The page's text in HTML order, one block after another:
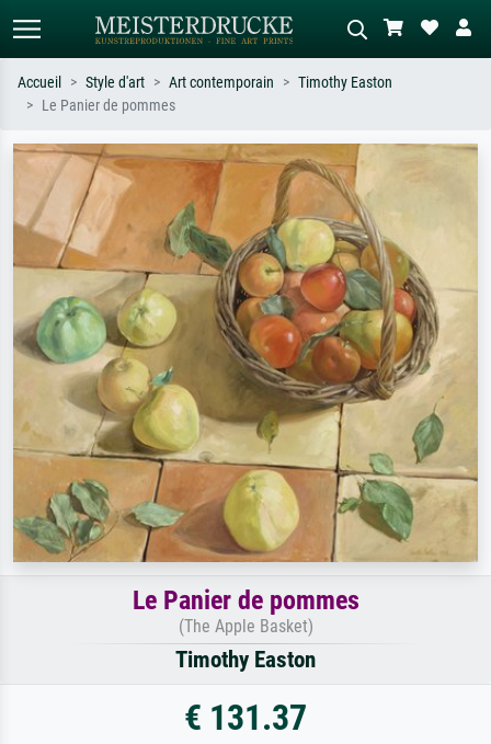
Recherchez par artiste, titre ou style –
ex. Monet, Nuit étoilée,
impressionnisme, vague de Hokusai,
nu.
Décrivez la scène – ex. prairie verte,
abstrait avec beaucoup de rouge,
tableau sombre, nu debout près d'un
arbre.
Accueil Style d'art Art contemporain
Timothy Easton
Le Panier de pommes
Le Panier de pommes
(The Apple Basket)
Timothy Easton
€ 131.37